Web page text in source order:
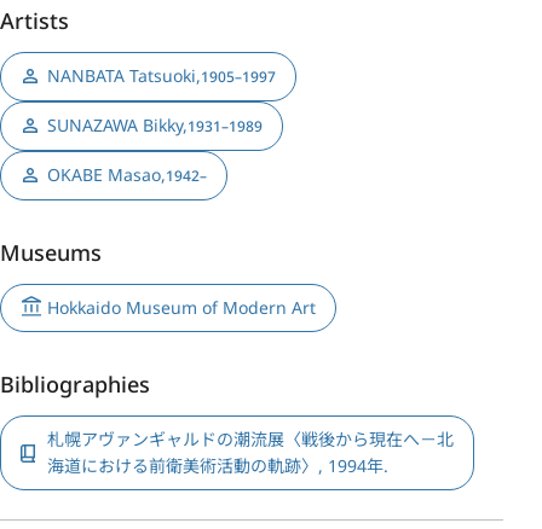
Artists
NANBATA Tatsuoki,1905–1997
SUNAZAWA Bikky,1931–1989
OKABE Masao,1942–
Museums
Hokkaido Museum of Modern Art
Bibliographies
札幌アヴァンギャルドの潮流展〈戦後から現在へ－北
海道における前衛美術活動の軌跡〉, 1994年.